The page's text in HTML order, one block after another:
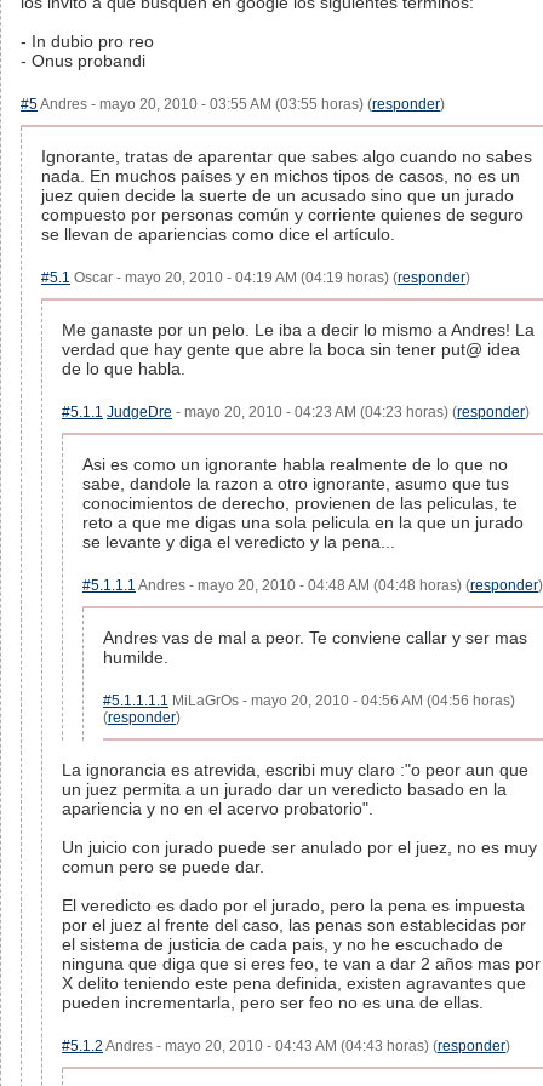
- In dubio pro reo
- Onus probandi
#5Andres - mayo 20, 2010 - 03:55 AM (03:55 horas) (responder)
Ignorante, tratas de aparentar que sabes algo cuando no sabes
nada. En muchos países y en michos tipos de casos, no es un
juez quien decide la suerte de un acusado sino que un jurado
compuesto por personas común y corriente quienes de seguro
se llevan de apariencias como dice el artículo.
#5.1 Oscar - mayo 20, 2010 - 04:19 AM (04:19 horas) (responder)
Me ganaste por un pelo. Le iba a decir lo mismo a Andres! La
verdad que hay gente que abre la boca sin tener put@ idea
de lo que habla.
#5.1.1 JudgeDre - mayo 20, 2010 - 04:23 AM (04:23 horas) (responder)
Asi es como un ignorante habla realmente de lo que no
sabe, dandole la razon a otro ignorante, asumo que tus
conocimientos de derecho, provienen de las peliculas, te
reto a que me digas una sola pelicula en la que un jurado
se levante y diga el veredicto y la pena...
#5.1.1.1 Andres - mayo 20, 2010 - 04:48 AM (04:48 horas) (responder)
Andres vas de mal a peor. Te conviene callar y ser mas
humilde.
#5.1.1.1.1 MiLaGrOs - mayo 20, 2010 - 04:56 AM (04:56 horas)
(responder)
La ignorancia es atrevida, escribi muy claro :"o peor aun que
un juez permita a un jurado dar un veredicto basado en la
apariencia y no en el acervo probatorio".
Un juicio con jurado puede ser anulado por el juez, no es muy
comun pero se puede dar.
El veredicto es dado por el jurado, pero la pena es impuesta
por el juez al frente del caso, las penas son establecidas por
el sistema de justicia de cada pais, y no he escuchado de
ninguna que diga que si eres feo, te van a dar 2 años mas por
X delito teniendo este pena definida, existen agravantes que
pueden incrementarla, pero ser feo no es una de ellas.
#5.1.2 Andres - mayo 20, 2010 - 04:43 AM (04:43 horas) (responder)